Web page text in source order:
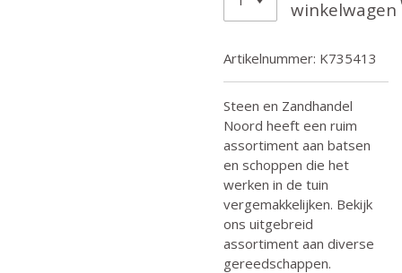
winkelwagen
Artikelnummer: K735413
Steen en Zandhandel
Noord heeft een ruim
assortiment aan batsen
en schoppen die het
werken in de tuin
vergemakkelijken. Bekijk
ons uitgebreid
assortiment aan diverse
gereedschappen.